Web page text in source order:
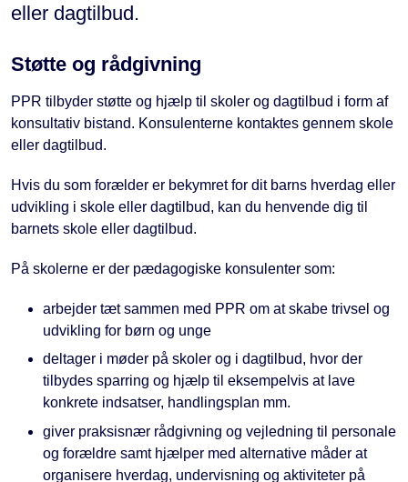
eller dagtilbud.
Støtte og rådgivning
PPR tilbyder støtte og hjælp til skoler og dagtilbud i form af
konsultativ bistand. Konsulenterne kontaktes gennem skole
eller dagtilbud.
Hvis du som forælder er bekymret for dit barns hverdag eller
udvikling i skole eller dagtilbud, kan du henvende dig til
barnets skole eller dagtilbud.
På skolerne er der pædagogiske konsulenter som:
arbejder tæt sammen med PPR om at skabe trivsel og
udvikling for børn og unge
deltager i møder på skoler og i dagtilbud, hvor der
tilbydes sparring og hjælp til eksempelvis at lave
konkrete indsatser, handlingsplan mm.
giver praksisnær rådgivning og vejledning til personale
og forældre samt hjælper med alternative måder at
organisere hverdag, undervisning og aktiviteter på